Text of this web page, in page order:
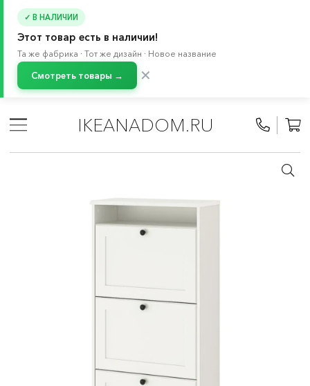
✓ В НАЛИЧИИ
Этот товар есть в наличии!
Та же фабрика · Тот же дизайн · Новое название
Смотреть товары → ✕
IKEANADOM.RU
Вешалки, обувницы, полки с крючками / Обувницы